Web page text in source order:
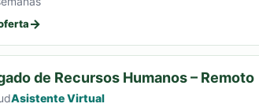
→
de Recursos Humanos – Remoto
Asistente Virtual